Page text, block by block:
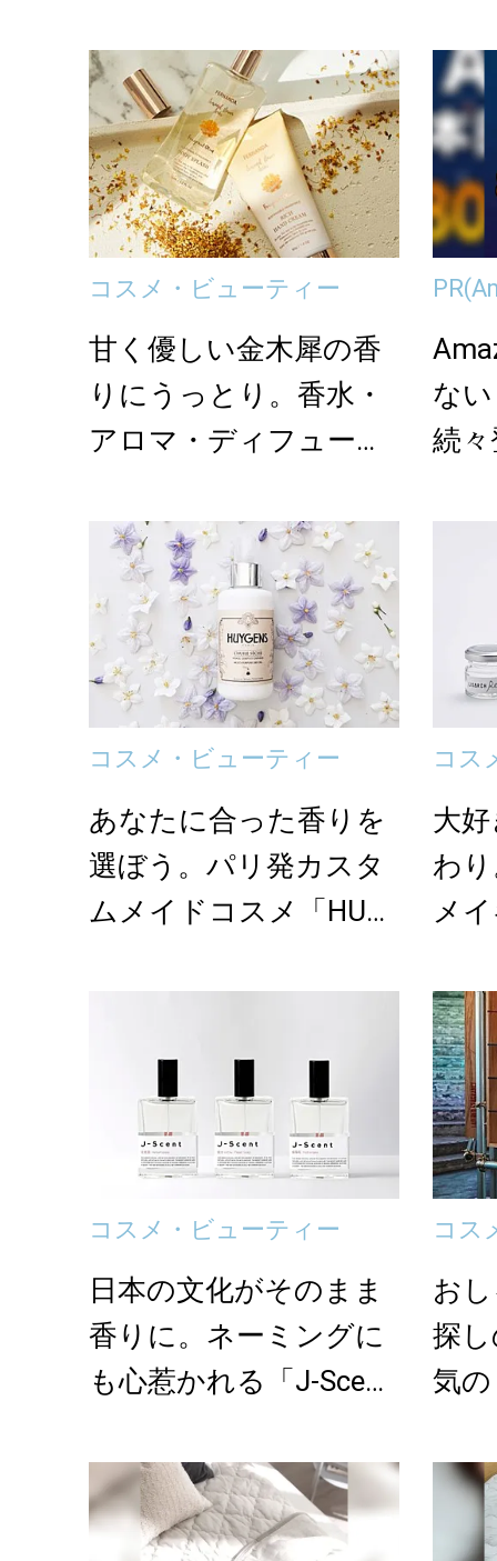
コスメ・ビューティー
甘く優しい金木犀の香
りにうっとり。香水・
アロマ・ディフューザ
PR
な
続
コスメ・ビューティー
あなたに合った香りを
選ぼう。パリ発カスタ
ムメイドコスメ「HUY
コス
大
わり
メ
コスメ・ビューティー
日本の文化がそのまま
香りに。ネーミングに
も心惹かれる「J-Scen
コス
お
探
気